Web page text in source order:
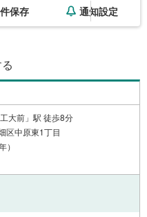
保存 通知設定
大前」駅 徒歩8分
区中原東1丁目
）